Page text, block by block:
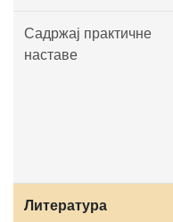
Садржај практичне
наставе
Литература